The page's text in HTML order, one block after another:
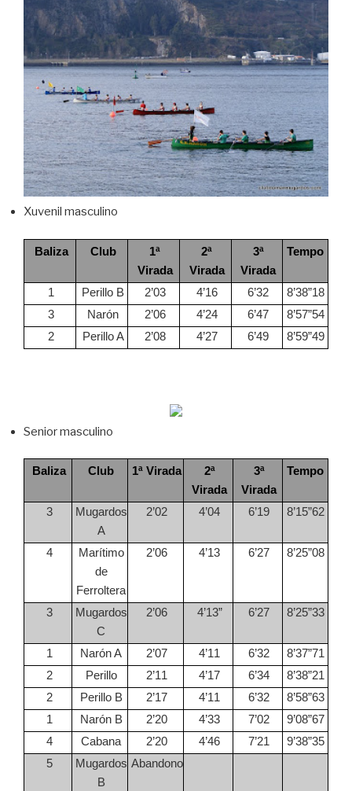
Xuvenil masculino
Baliza Club
1ª
Virada
2ª
Virada
3ª
Virada
Tempo
1 Perillo B 2’03 4’16 6’32
8’38”18
3
Narón 2’06 4’24 6’47
8’57”54
2
Perillo A 2’08 4’27 6’49 8’59”49
Senior masculino
Baliza Club 1ª Virada
2ª
Virada
3ª
Virada
Tempo
3
Mugardos
A
2’02 4’04 6’19 8’15”62
4
Marítimo
de
Ferroltera
2’06 4’13 6’27 8’25”08
3
Mugardos
C
2’06 4’13” 6’27 8’25”33
1 Narón A 2’07 4’11 6’32
8’37”71
2
Perillo 2’11 4’17 6’34
8’38”21
2
Perillo B 2’17 4’11 6’32
8’58”63
1
Narón B 2’20 4’33 7’02
9’08”67
4
Cabana 2’20 4’46 7’21
9’38”35
5
Mugardos
B
Abandono